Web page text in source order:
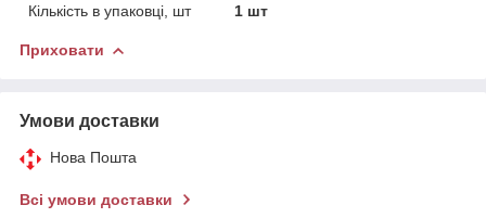
Кількість в упаковці, шт
1 шт
Приховати
Умови доставки
Нова Пошта
Всі умови доставки